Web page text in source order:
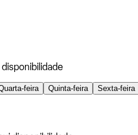
disponibilidade
feira Quinta-feira Sexta-feira